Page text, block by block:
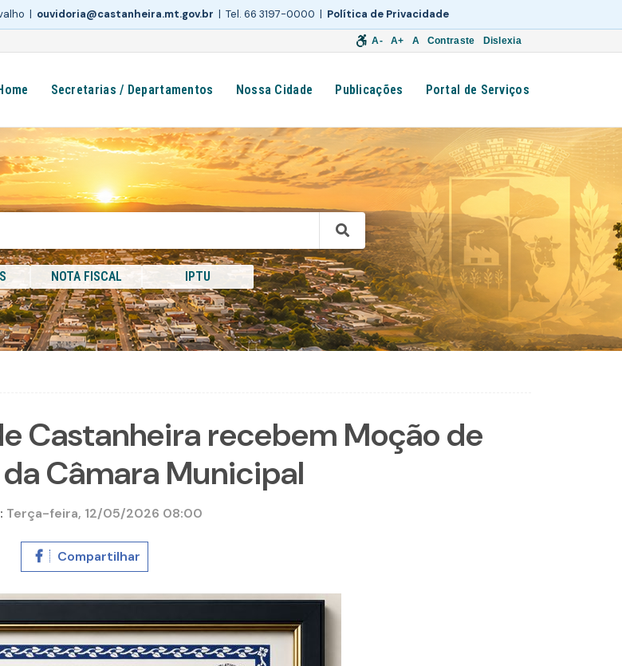
| ouvidoria@castanheira.mt.gov.br | Tel. 66 3197-0000 | Política de Privacidade
A- A+ A Contraste Dislexia
Secretarias / Departamentos Nossa Cidade Publicações Portal de Serviços
NOTA FISCAL IPTU
Castanheira recebem Moção de
Câmara Municipal
Terça-feira, 12/05/2026 08:00
Compartilhar